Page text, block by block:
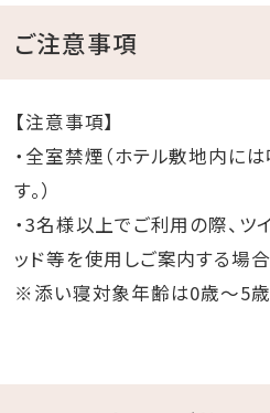
ご注意事項
【注意事項】
・全室禁煙（ホテル敷地内に
す。）
・3名様以上でご利用の際、ツ
ッド等を使用しご案内する場合
※添い寝対象年齢は0歳～5歳